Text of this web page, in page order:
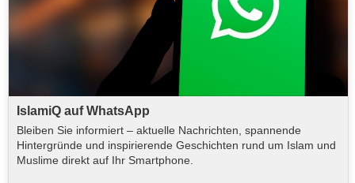
IslamiQ auf WhatsApp
Bleiben Sie informiert – aktuelle Nachrichten, spannende
Hintergründe und inspirierende Geschichten rund um Islam und
Muslime direkt auf Ihr Smartphone.